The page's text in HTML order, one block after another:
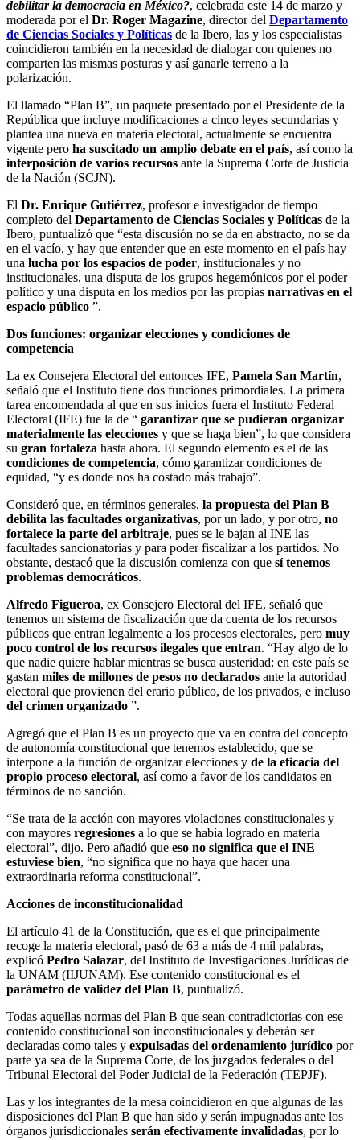
debilitar la democracia en México?, celebrada este 14 de marzo y
moderada por el Dr. Roger Magazine, director del Departamento
de Ciencias Sociales y Políticas de la Ibero, las y los especialistas
coincidieron también en la necesidad de dialogar con quienes no
comparten las mismas posturas y así ganarle terreno a la
polarización.
El llamado “Plan B”, un paquete presentado por el Presidente de la
República que incluye modificaciones a cinco leyes secundarias y
plantea una nueva en materia electoral, actualmente se encuentra
vigente pero ha suscitado un amplio debate en el país, así como la
interposición de varios recursos ante la Suprema Corte de Justicia
de la Nación (SCJN).
El Dr. Enrique Gutiérrez, profesor e investigador de tiempo
completo del Departamento de Ciencias Sociales y Políticas de la
Ibero, puntualizó que “esta discusión no se da en abstracto, no se da
en el vacío, y hay que entender que en este momento en el país hay
una lucha por los espacios de poder, institucionales y no
institucionales, una disputa de los grupos hegemónicos por el poder
político y una disputa en los medios por las propias narrativas en el
espacio público ”.
Dos funciones: organizar elecciones y condiciones de
competencia
La ex Consejera Electoral del entonces IFE, Pamela San Martín,
señaló que el Instituto tiene dos funciones primordiales. La primera
tarea encomendada al que en sus inicios fuera el Instituto Federal
Electoral (IFE) fue la de “ garantizar que se pudieran organizar
materialmente las elecciones y que se haga bien”, lo que considera
su gran fortaleza hasta ahora. El segundo elemento es el de las
condiciones de competencia, cómo garantizar condiciones de
equidad, “y es donde nos ha costado más trabajo”.
Consideró que, en términos generales, la propuesta del Plan B
debilita las facultades organizativas, por un lado, y por otro, no
fortalece la parte del arbitraje, pues se le bajan al INE las
facultades sancionatorias y para poder fiscalizar a los partidos. No
obstante, destacó que la discusión comienza con que sí tenemos
problemas democráticos.
Alfredo Figueroa, ex Consejero Electoral del IFE, señaló que
tenemos un sistema de fiscalización que da cuenta de los recursos
públicos que entran legalmente a los procesos electorales, pero muy
poco control de los recursos ilegales que entran. “Hay algo de lo
que nadie quiere hablar mientras se busca austeridad: en este país se
gastan miles de millones de pesos no declarados ante la autoridad
electoral que provienen del erario público, de los privados, e incluso
del crimen organizado ”.
Agregó que el Plan B es un proyecto que va en contra del concepto
de autonomía constitucional que tenemos establecido, que se
interpone a la función de organizar elecciones y de la eficacia del
propio proceso electoral, así como a favor de los candidatos en
términos de no sanción.
“Se trata de la acción con mayores violaciones constitucionales y
con mayores regresiones a lo que se había logrado en materia
electoral”, dijo. Pero añadió que eso no significa que el INE
estuviese bien, “no significa que no haya que hacer una
extraordinaria reforma constitucional”.
Acciones de inconstitucionalidad
El artículo 41 de la Constitución, que es el que principalmente
recoge la materia electoral, pasó de 63 a más de 4 mil palabras,
explicó Pedro Salazar, del Instituto de Investigaciones Jurídicas de
la UNAM (IIJUNAM). Ese contenido constitucional es el
parámetro de validez del Plan B, puntualizó.
Todas aquellas normas del Plan B que sean contradictorias con ese
contenido constitucional son inconstitucionales y deberán ser
declaradas como tales y expulsadas del ordenamiento jurídico por
parte ya sea de la Suprema Corte, de los juzgados federales o del
Tribunal Electoral del Poder Judicial de la Federación (TEPJF).
Las y los integrantes de la mesa coincidieron en que algunas de las
disposiciones del Plan B que han sido y serán impugnadas ante los
órganos jurisdiccionales serán efectivamente invalidadas, por lo